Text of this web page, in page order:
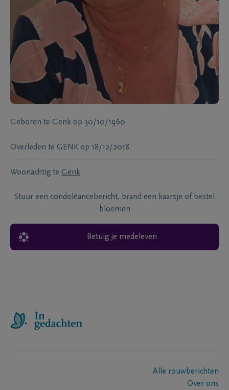
Geboren te Genk op 30/10/1960
Overleden te GENK op 18/12/2018
Woonachtig te Genk
Stuur een condoléancebericht, brand een kaarsje of bestel
bloemen
Betuig je medeleven
Alle rouwberichten
Over ons